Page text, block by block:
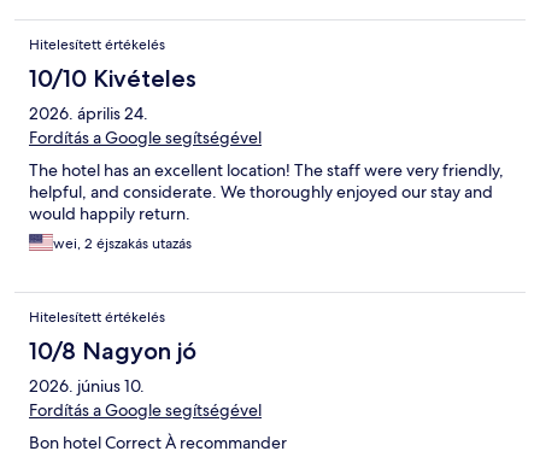
Hitelesített értékelés
10/10 Kivételes
2026. április 24.
Fordítás a Google segítségével
The hotel has an excellent location! The staff were very friendly,
helpful, and considerate. We thoroughly enjoyed our stay and
would happily return.
wei, 2 éjszakás utazás
Hitelesített értékelés
10/8 Nagyon jó
2026. június 10.
Fordítás a Google segítségével
Bon hotel Correct À recommander